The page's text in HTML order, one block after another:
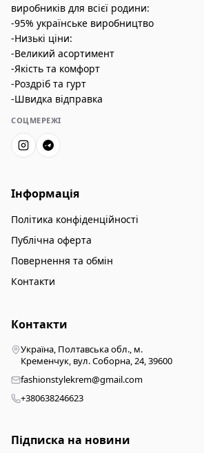
виробників для всієї родини:
-95% українське виробництво
-Низькі ціни:
-Великий асортимент
-Якість та комфорт
-Роздріб та гурт
-Швидка відправка
СОЦМЕРЕЖІ
Інформація
Політика конфіденційності
Публічна оферта
Повернення та обмін
Контакти
Контакти
Україна, Полтавська обл., м.
Кременчук, вул. Соборна, 24, 39600
fashionstylekrem@gmail.com
+380638246623
Підписка на новини